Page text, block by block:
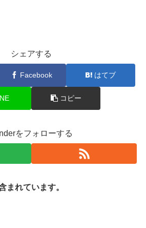
シェアする
Facebook はてブ
コピー
をフォローする
まれています。